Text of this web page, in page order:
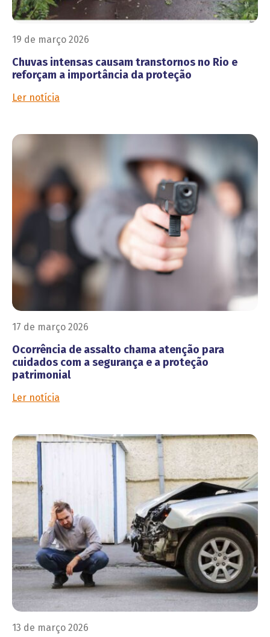
19 de março 2026
Chuvas intensas causam transtornos no Rio e
reforçam a importância da proteção
Ler notícia
17 de março 2026
Ocorrência de assalto chama atenção para
cuidados com a segurança e a proteção
patrimonial
Ler notícia
13 de março 2026